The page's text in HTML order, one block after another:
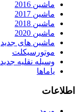
ماشین 2016
ماشین 2017
ماشین 2018
ماشین 2020
ماشین های جدید
موتورسیکلت
وسیله نقلیه جدید
یاماها
اطلاعات